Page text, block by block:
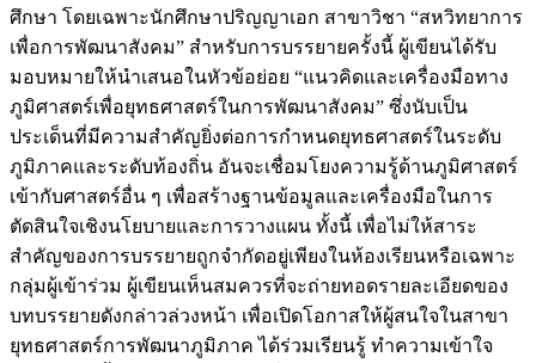
ศึกษา โดยเฉพาะนักศึกษาปริญญาเอก สาขาวิชา “สหวิทยาการ
เพื่อการพัฒนาสังคม” สำหรับการบรรยายครั้งนี้ ผู้เขียนได้รับ
มอบหมายให้นำเสนอในหัวข้อย่อย “แนวคิดและเครื่องมือทาง
ภูมิศาสตร์เพื่อยุทธศาสตร์ในการพัฒนาสังคม” ซึ่งนับเป็น
ประเด็นที่มีความสำคัญยิ่งต่อการกำหนดยุทธศาสตร์ในระดับ
ภูมิภาคและระดับท้องถิ่น อันจะเชื่อมโยงความรู้ด้านภูมิศาสตร์
เข้ากับศาสตร์อื่น ๆ เพื่อสร้างฐานข้อมูลและเครื่องมือในการ
ตัดสินใจเชิงนโยบายและการวางแผน ทั้งนี้ เพื่อไม่ให้สาระ
สำคัญของการบรรยายถูกจำกัดอยู่เพียงในห้องเรียนหรือเฉพาะ
กลุ่มผู้เข้าร่วม ผู้เขียนเห็นสมควรที่จะถ่ายทอดรายละเอียดของ
บทบรรยายดังกล่าวล่วงหน้า เพื่อเปิดโอกาสให้ผู้สนใจในสาขา
ยุทธศาสตร์การพัฒนาภูมิภาค ได้ร่วมเรียนรู้ ทำความเข้าใจ